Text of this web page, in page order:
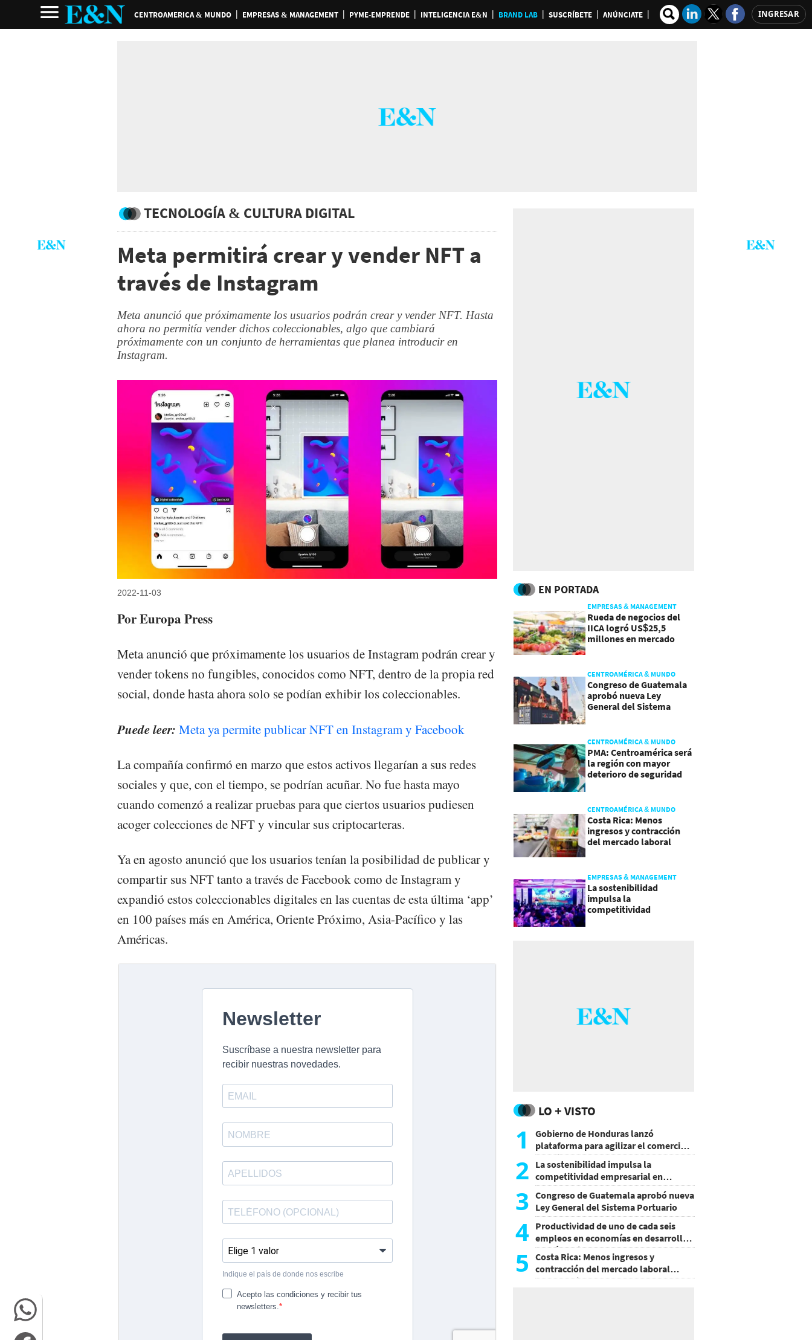
CENTROAMERICA & MUNDO EMPRESAS & MANAGEMENT PYME-EMPRENDE INTELIGENCIA E&N BRAND LAB SUSCRÍBETE ANÚNCIATE INGRESAR
TECNOLOGÍA & CULTURA DIGITAL
Meta permitirá crear y vender NFT a
través de Instagram
Meta anunció que próximamente los usuarios podrán crear y vender NFT. Hasta
ahora no permitía vender dichos coleccionables, algo que cambiará
próximamente con un conjunto de herramientas que planea introducir en
Instagram.
2022-11-03
Por Europa Press
Meta anunció que próximamente los usuarios de Instagram podrán crear y
vender tokens no fungibles, conocidos como NFT, dentro de la propia red
social, donde hasta ahora solo se podían exhibir los coleccionables.
Puede leer: Meta ya permite publicar NFT en Instagram y Facebook
La compañía confirmó en marzo que estos activos llegarían a sus redes
sociales y que, con el tiempo, se podrían acuñar. No fue hasta mayo
cuando comenzó a realizar pruebas para que ciertos usuarios pudiesen
acoger colecciones de NFT y vincular sus criptocarteras.
Ya en agosto anunció que los usuarios tenían la posibilidad de publicar y
compartir sus NFT tanto a través de Facebook como de Instagram y
expandió estos coleccionables digitales en las cuentas de esta última ‘app’
en 100 países más en América, Oriente Próximo, Asia-Pacífico y las
Américas.
EN PORTADA
EMPRESAS & MANAGEMENT
Rueda de negocios del
IICA logró US$25,5
millones en mercado
CENTROAMÉRICA & MUNDO
Congreso de Guatemala
aprobó nueva Ley
General del Sistema
CENTROAMÉRICA & MUNDO
PMA: Centroamérica será
la región con mayor
deterioro de seguridad
CENTROAMÉRICA & MUNDO
Costa Rica: Menos
ingresos y contracción
del mercado laboral
EMPRESAS & MANAGEMENT
La sostenibilidad
impulsa la
competitividad
LO + VISTO
1
Gobierno de Honduras lanzó
plataforma para agilizar el comercio
exterior
2 La sostenibilidad impulsa la
competitividad empresarial en
Guatemala
3 Congreso de Guatemala aprobó nueva
Ley General del Sistema Portuario
4 Productividad de uno de cada seis
empleos en economías en desarrollo
podría mejorar por la IA
5
Costa Rica: Menos ingresos y
contracción del mercado laboral
causan baja del consumo